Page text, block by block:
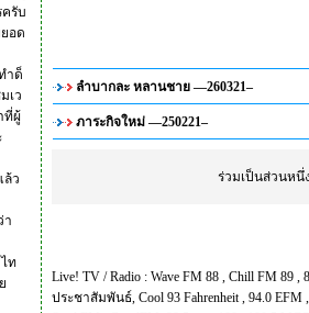
รับ
อด
ำด็
เว
ที่ผู้
ล้ว
า
ท
ลำบากละ หลานชาย —260321–
ภาระกิจใหม่ —250221–
ร่วมเป็นส่วนหนึ่
Live! TV / Radio : Wave FM 88 , Chill FM 89 ,
ประชาสัมพันธ์, Cool 93 Fahrenheit, 94.0 EFM